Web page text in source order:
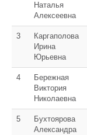
Наталья
Алексеевна
3
Каргаполова
Ирина
Юрьевна
4
Бережная
Виктория
Николаевна
5
Бухтоярова
Александра